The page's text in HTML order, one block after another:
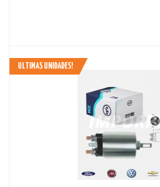
ULTIMAS UNIDADES!